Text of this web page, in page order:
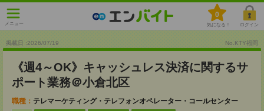
メニュー
0
気になる！ ログイン
掲載日 :2026/07/19 No.KTY福岡
《週4～OK》キャッシュレス決済に関するサ
ポート業務＠小倉北区
職種： テレマーケティング・テレフォンオペレーター・コールセンター